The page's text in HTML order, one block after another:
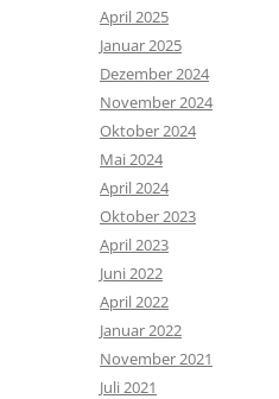
April 2025
Januar 2025
Dezember 2024
November 2024
Oktober 2024
Mai 2024
April 2024
Oktober 2023
April 2023
Juni 2022
April 2022
Januar 2022
November 2021
Juli 2021